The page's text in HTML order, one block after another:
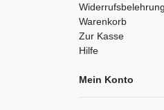
Widerrufsbelehrung
Warenkorb
Zur Kasse
Hilfe
Mein Konto